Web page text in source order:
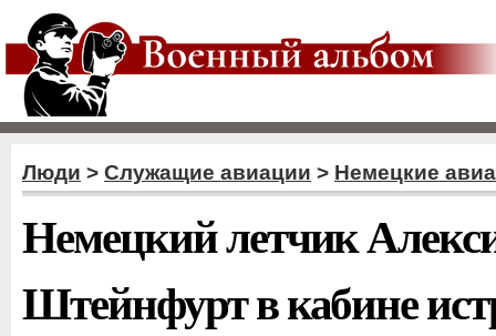
Люди > Служащие авиации > Немецкие
Немецкий летчик
Штейнфурт в кабине